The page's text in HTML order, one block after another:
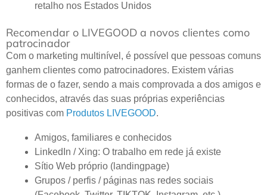
retalho nos Estados Unidos
Recomendar o LIVEGOOD a novos clientes como
patrocinador
Com o marketing multinível, é possível que pessoas comuns
ganhem clientes como patrocinadores. Existem várias
formas de o fazer, sendo a mais comprovada a dos amigos e
conhecidos, através das suas próprias experiências
positivas com Produtos LIVEGOOD.
Amigos, familiares e conhecidos
LinkedIn / Xing: O trabalho em rede já existe
Sítio Web próprio (landingpage)
Grupos / perfis / páginas nas redes sociais